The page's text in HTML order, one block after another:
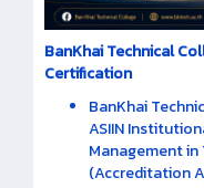
BanKhai Technical
Certification
BanKhai
ASIIN
Management in
(Accreditation